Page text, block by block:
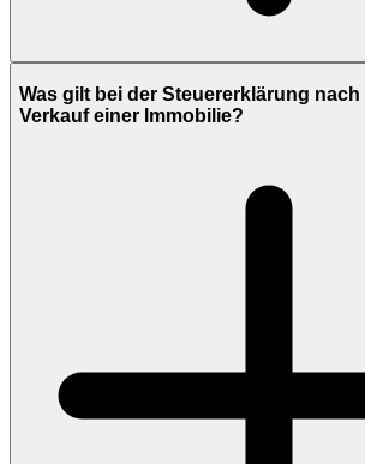
Was gilt bei der Steuererklärung
Verkauf einer Immobilie?